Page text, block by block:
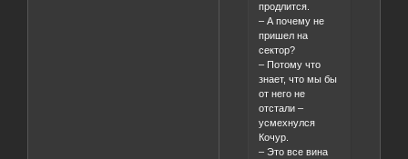
продлится.
– А почему не
пришел на
сектор?
– Потому что
знает, что мы бы
от него не
отстали –
усмехнулся
Кочур.
– Это все вина